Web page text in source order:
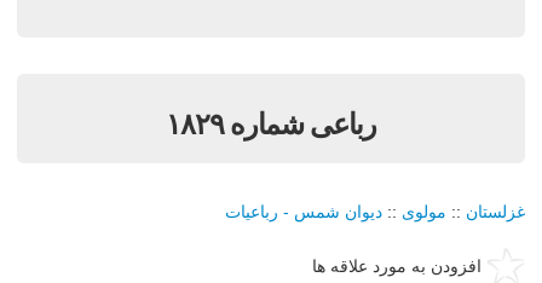
رباعی شماره ۱۸۲۹
غزلستان :: مولوی :: دیوان شمس - رباعیات
افزودن به مورد علاقه ها